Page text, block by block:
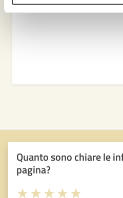
Quanto sono chiare le
pagina?